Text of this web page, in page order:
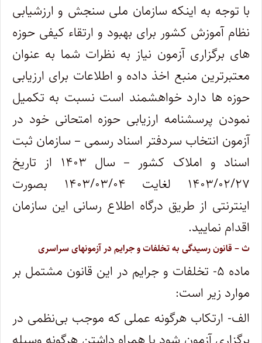
با توجه به اینکه سازمان ملی سنجش و ارزشیابی
نظام آموزش کشور برای بهبود و ارتقاء کیفی حوزه
های برگزاری آزمون نیاز به نظرات شما به عنوان
معتبرترین منبع اخذ داده و اطلاعات برای ارزیابی
حوزه ها دارد خواهشمند است نسبت به تکمیل
نمودن پرسشنامه ارزیابی حوزه امتحانی خود در
آزمون انتخاب سردفتر اسناد رسمی – سازمان ثبت
اسناد و املاک کشور – سال ۱۴۰۳ از تاریخ
۱۴۰۳/۰۲/۲۷ لغایت ۱۴۰۳/۰۳/۰۴ بصورت
اینترنتی از طریق درگاه اطلاع رسانی این سازمان
اقدام نمایید.
ث – قانون رسیدگی به تخلفات و جرایم در آزمونهای سراسری
ماده ۵- تخلفات و جرایم در این قانون مشتمل بر
موارد زیر است:
الف- ارتکاب هرگونه عملی که موجب بی‌نظمی در